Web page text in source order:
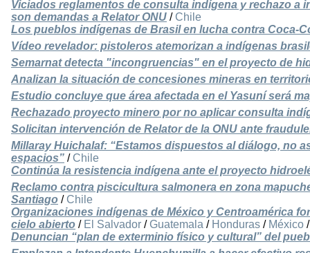
Viciados reglamentos de consulta indígena y rechazo a
son demandas a Relator ONU / Chile
Los pueblos indígenas de Brasil en lucha contra Coca-
Vídeo revelador: pistoleros atemorizan a indígenas
Semarnat detecta "incongruencias" en el proyecto de
Analizan la situación de concesiones mineras en
Estudio concluye que área afectada en el Yasuní será
Rechazado proyecto minero por no aplicar consulta
Solicitan intervención de Relator de la ONU ante
Millaray Huichalaf: “Estamos dispuestos al diálogo, no
espacios” / Chile
Continúa la resistencia indígena ante el proyecto
Reclamo contra piscicultura salmonera en zona
Santiago / Chile
Organizaciones indígenas de México y Centroamérica
cielo abierto / El Salvador / Guatemala / Honduras / México
Denuncian “plan de exterminio físico y cultural” del